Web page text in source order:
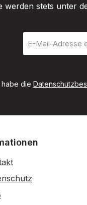
werden stets unter
Mail-
Adresse
habe die